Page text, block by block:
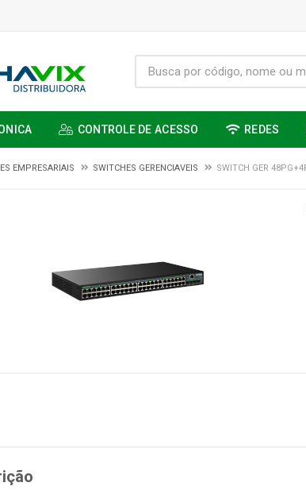
CONTROLE DE ACESSO REDES
EMPRESARIAIS SWITCHES GERENCIAVEIS SWITCH GER